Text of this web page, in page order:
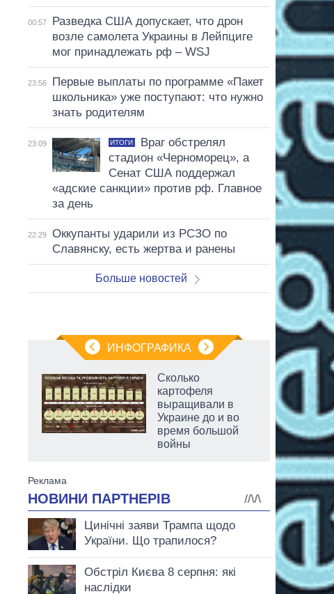
00:57
Разведка США допускает, что дрон
возле самолета Украины в Лейпциге
мог принадлежать рф – WSJ
23:56
Первые выплаты по программе «Пакет
школьника» уже поступают: что нужно
знать родителям
23:09 ИТОГИ
Враг обстрелял
стадион «Черноморец», а
Сенат США поддержал
«адские санкции» против рф. Главное
за день
22:29
Оккупанты ударили из РСЗО по
Славянску, есть жертва и ранены
Больше новостей
ИНФОГРАФИКА
Сколько
картофеля
выращивали в
Украине до и во
время большой
войны